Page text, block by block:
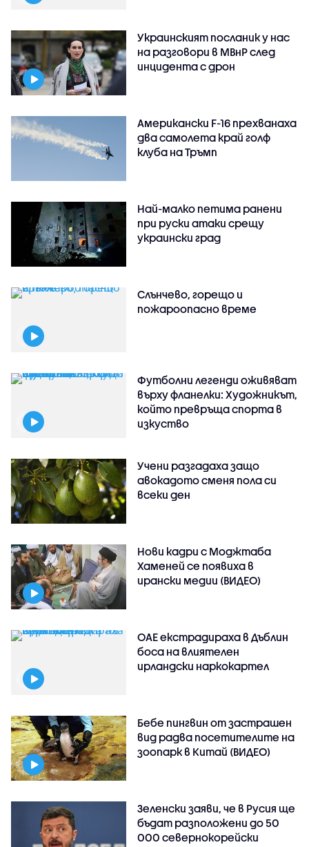
Украинският посланик у нас
на разговори в МВнР след
инцидента с дрон
Американски F-16 прехванаха
два самолета край голф
клуба на Тръмп
Най-малко петима ранени
при руски атаки срещу
украински град
Слънчево, горещо и
пожароопасно време
Футболни легенди оживяват
върху фланелки: Художникът,
който превръща спорта в
изкуство
Учени разгадаха защо
авокадото сменя пола си
всеки ден
Нови кадри с Моджтаба
Хаменей се появиха в
ирански медии (ВИДЕО)
ОАЕ екстрадираха в Дъблин
боса на влиятелен
ирландски наркокартел
Бебе пингвин от застрашен
вид радва посетителите на
зоопарк в Китай (ВИДЕО)
Зеленски заяви, че в Русия ще
бъдат разположени до 50
000 севернокорейски